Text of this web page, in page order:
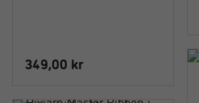
349,00 kr